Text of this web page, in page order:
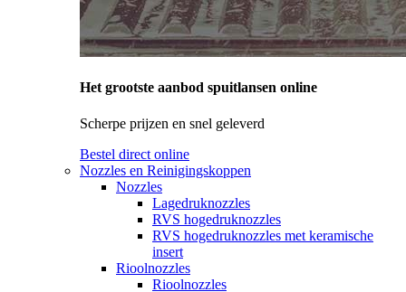
Het grootste aanbod spuitlansen online
Scherpe prijzen en snel geleverd
Bestel direct online
Nozzles en Reinigingskoppen
Nozzles
Lagedruknozzles
RVS hogedruknozzles
RVS hogedruknozzles met keramische
insert
Rioolnozzles
Rioolnozzles